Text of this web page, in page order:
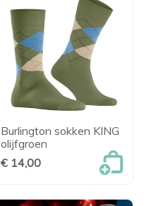
Burlington sokken KING
olijfgroen
€ 14,00